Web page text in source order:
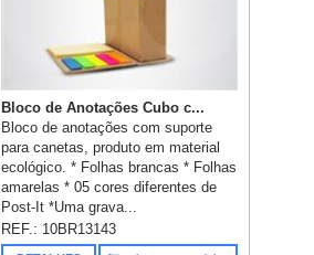
Bloco de Anotações Cubo c...
Bloco de anotações com suporte
para canetas, produto em material
ecológico. * Folhas brancas * Folhas
amarelas * 05 cores diferentes de
Post-It *Uma grava...
REF.: 10BR13143